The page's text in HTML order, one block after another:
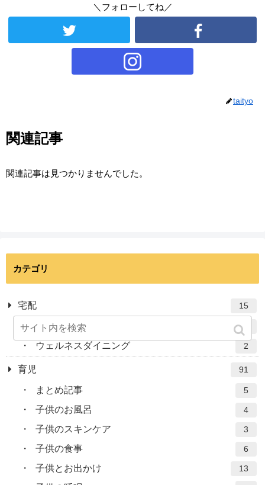
＼フォローしてね／
taityo
関連記事
関連記事は見つかりませんでした。
カテゴリ
宅配 15
ナッシュ 13
ウェルネスダイニング 2
育児 91
まとめ記事 5
子供のお風呂 4
子供のスキンケア 3
子供の食事 6
子供とお出かけ 13